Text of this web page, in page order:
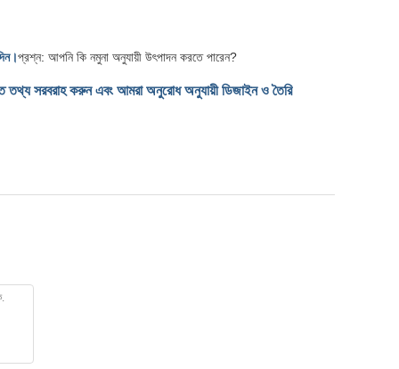
প্রশ্ন: আপনি কি নমুনা অনুযায়ী উৎপাদন করতে পারেন?
তথ্য সরবরাহ করুন এবং আমরা অনুরোধ অনুযায়ী ডিজাইন ও তৈরি